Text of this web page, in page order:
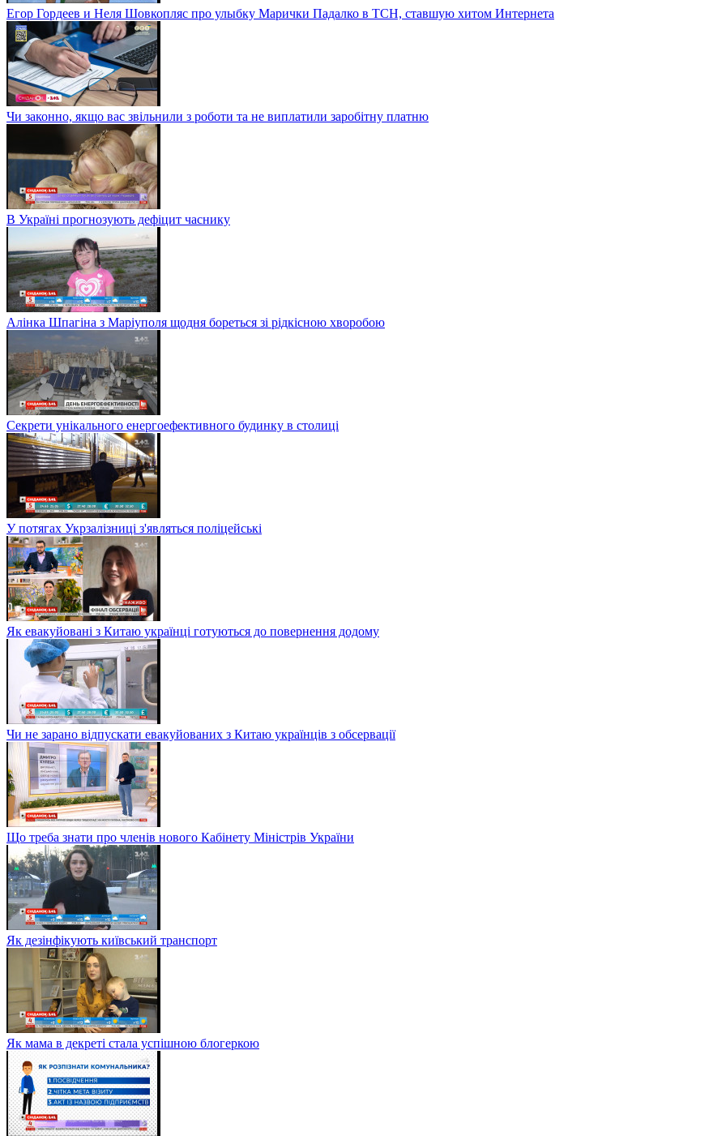
Егор Гордеев и Неля Шовкопляс про улыбку Марички Падалко в ТСН, ставшую хитом Интернета
Чи законно, якщо вас звільнили з роботи та не виплатили заробітну платню
В Україні прогнозують дефіцит часнику
Алінка Шпагіна з Маріуполя щодня бореться зі рідкісною хворобою
Секрети унікального енергоефективного будинку в столиці
У потягах Укрзалізниці з'являться поліцейські
Як евакуйовані з Китаю українці готуються до повернення додому
Чи не зарано відпускати евакуйованих з Китаю українців з обсервації
Що треба знати про членів нового Кабінету Міністрів України
Як дезінфікують київський транспорт
Як мама в декреті стала успішною блогеркою